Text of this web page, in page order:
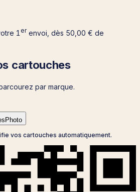
1 er envoi, dès 50,00 € de
cartouches
par marque.
Photo
vos cartouches automatiquement.